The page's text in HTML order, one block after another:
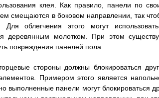
клея. Как правило, панели по
смещаются в боковом направлении, так
облегчения этого могут
деревянным молотком. При этом
повреждения панелей пола.
стороны должны блокироваться
Примером этого является
выполненные панели могут блокироваться